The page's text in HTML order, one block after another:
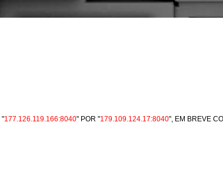
"177.126.119.166:8040" POR "179.109.124.17:8040", EM BREVE